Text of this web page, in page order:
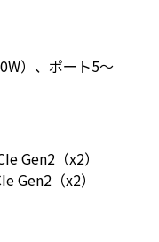
）、ポート5～
Gen2（x2）
Gen2（x2）